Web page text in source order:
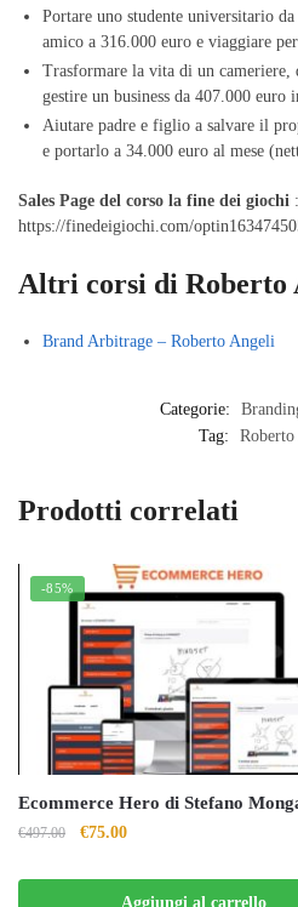
Portare uno studente universitario
amico a 316.000 euro e viaggiare
Trasformare la vita di un
gestire un business da 407.000 euro
Aiutare padre e figlio a salvare il
e portarlo a 34.000 euro al mese
Sales Page del corso la fine dei giochi :
https://finedeigiochi.com/
Altri corsi di Roberto
Brand Arbitrage – Roberto Angeli
Categorie:
Tag:
Prodotti correlati
-85%
Ecommerce Hero di Stefano
€497.00
Il
originale
€75.00Il
attuale
Aggiungi al carrello